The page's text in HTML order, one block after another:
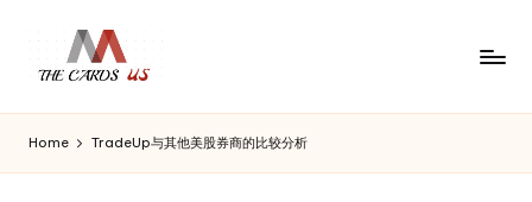
S
of
Home TradeUp与其他美股券商的比较分析